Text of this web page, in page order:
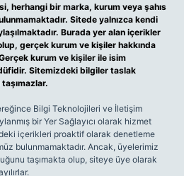
herhangi bir marka, kurum veya şahıs
Sitede yalnızca kendi
Burada yer alan içerikler
gerçek kurum ve kişiler hakkında
kurum ve kişiler ile isim
Sitemizdeki bilgiler taslak
Bilgi Teknolojileri ve İletişim
bir Yer Sağlayıcı olarak hizmet
içerikleri proaktif olarak denetleme
bulunmamaktadır. Ancak, üyelerimiz
taşımakta olup, siteye üye olarak